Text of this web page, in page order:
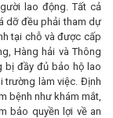
lao động. Tất cả
dỡ đều phải tham dự
tại chỗ và được cấp
Hàng hải và Thông
bị đầy đủ bảo hộ lao
trường làm việc. Định
bệnh như khám mắt,
bảo quyền lợi về an